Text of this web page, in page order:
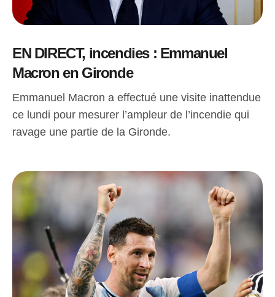
EN DIRECT, incendies : Emmanuel
Macron en Gironde
Emmanuel Macron a effectué une visite inattendue
ce lundi pour mesurer l’ampleur de l’incendie qui
ravage une partie de la Gironde.